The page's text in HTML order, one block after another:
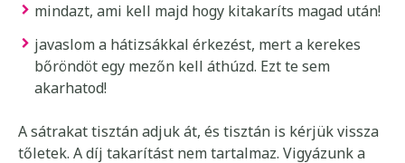
mindazt, ami kell majd hogy kitakaríts magad után!
javaslom a hátizsákkal érkezést, mert a kerekes
bőröndöt egy mezőn kell áthúzd. Ezt te sem
akarhatod!
A sátrakat tisztán adjuk át, és tisztán is kérjük vissza
tőletek. A díj takarítást nem tartalmaz. Vigyázunk a